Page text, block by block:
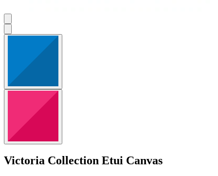
Victoria Collection Etui Canvas